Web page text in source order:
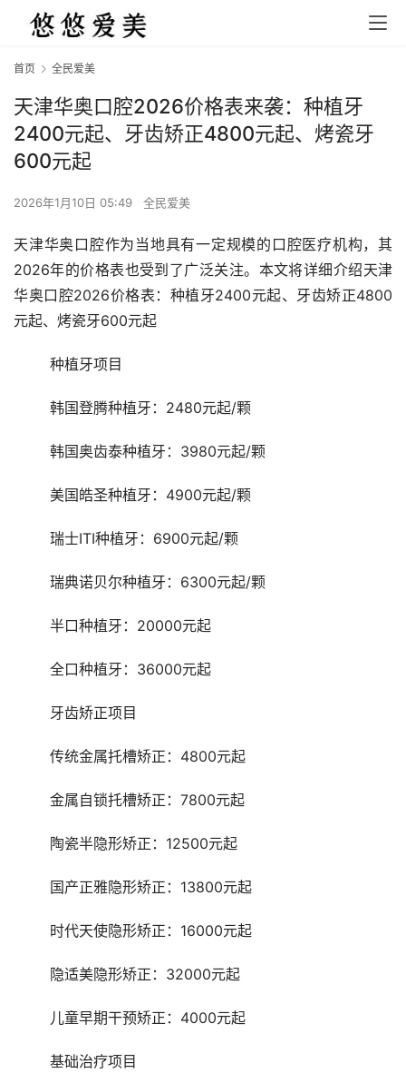
首页 全民爱美
天津华奥口腔2026价格表来袭：种植牙
2400元起、牙齿矫正4800元起、烤瓷牙
600元起
2026年1月10日 05:49 全民爱美
天津华奥口腔作为当地具有一定规模的口腔医疗机构，其
2026年的价格表也受到了广泛关注。本文将详细介绍天津
华奥口腔2026价格表：种植牙2400元起、牙齿矫正4800
元起、烤瓷牙600元起
	种植牙项目
	韩国登腾种植牙：2480元起/颗
	韩国奥齿泰种植牙：3980元起/颗
	美国皓圣种植牙：4900元起/颗
	瑞士ITI种植牙：6900元起/颗
	瑞典诺贝尔种植牙：6300元起/颗
	半口种植牙：20000元起
	全口种植牙：36000元起
	牙齿矫正项目
	传统金属托槽矫正：4800元起
	金属自锁托槽矫正：7800元起
	陶瓷半隐形矫正：12500元起
	国产正雅隐形矫正：13800元起
	时代天使隐形矫正：16000元起
	隐适美隐形矫正：32000元起
	儿童早期干预矫正：4000元起
	基础治疗项目